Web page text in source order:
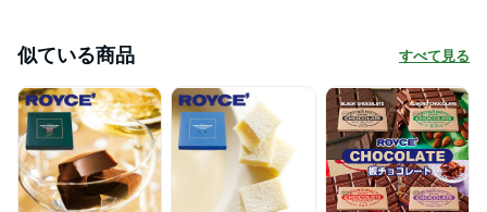
似ている商品 すべて見る